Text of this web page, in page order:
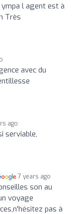
l agent est à
Très
avec du
ago
serviable,
7 years ago
son au
voyage
pas à